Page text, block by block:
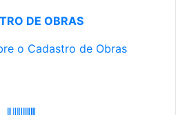
DE OBRAS
o Cadastro de Obras